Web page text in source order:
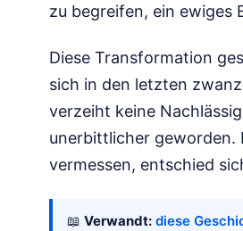
zu begreifen, ein ewiges
Diese Transformation
sich in den letzten
verzeiht keine
unerbittlicher geworden.
vermessen, entschied
📖 Verwandt: diese